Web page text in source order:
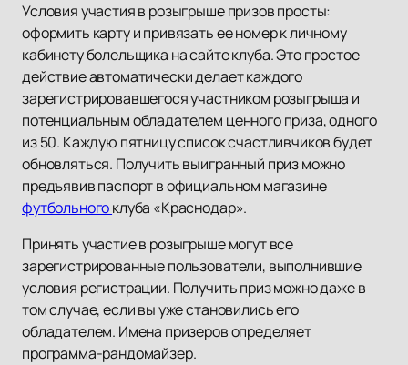
Условия участия в розыгрыше призов просты:
оформить карту и привязать ее номер к личному
кабинету болельщика на сайте клуба. Это простое
действие автоматически делает каждого
зарегистрировавшегося участником розыгрыша и
потенциальным обладателем ценного приза, одного
из 50. Каждую пятницу список счастливчиков будет
обновляться. Получить выигранный приз можно
предъявив паспорт в официальном магазине
футбольногоклуба «Краснодар».
Принять участие в розыгрыше могут все
зарегистрированные пользователи, выполнившие
условия регистрации. Получить приз можно даже в
том случае, если вы уже становились его
обладателем. Имена призеров определяет
программа-рандомайзер.